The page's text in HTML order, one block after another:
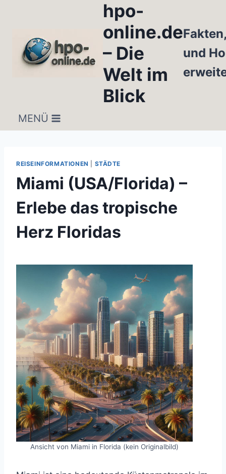
hpo-
online.de
– Die
Welt im
Blick
und
MENÜ
REISEINFORMATIONEN STÄDTE
Miami (USA/Florida) –
Erlebe das tropische
Herz Floridas
Ansicht von Miami in Florida (kein Originalbild)